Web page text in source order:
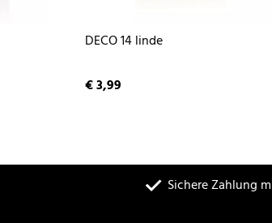
DECO 14 linde
€ 3,99
Sichere Zahlung